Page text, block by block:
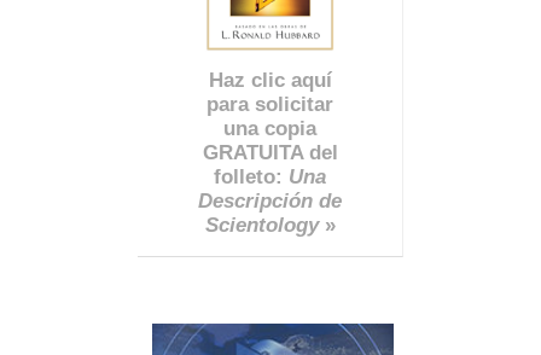
Haz clic aquí
para solicitar
una copia
GRATUITA del
folleto: Una
Descripción de
Scientology»